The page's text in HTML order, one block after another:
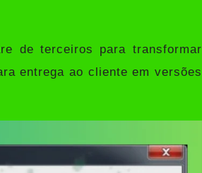
de terceiros para transformar
entrega ao cliente em versões